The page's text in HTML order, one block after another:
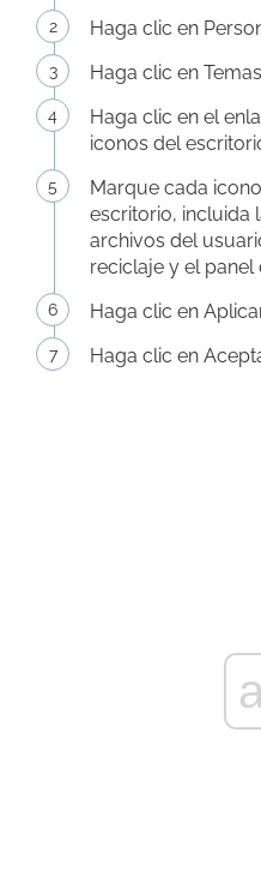
Haga clic en
Haga clic en
Haga clic en el
iconos del
Marque cada
escritorio, incluida
archivos del
reciclaje y el panel
Haga clic en
Haga clic en